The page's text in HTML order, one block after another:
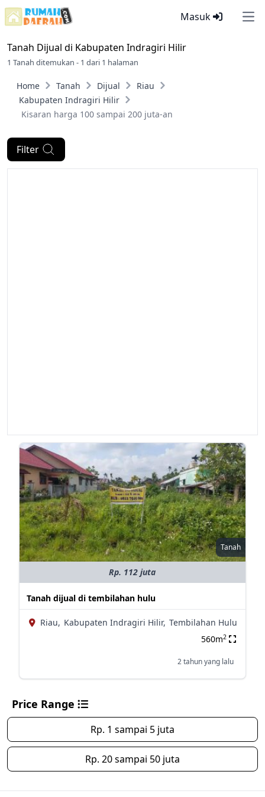
Masuk
Tanah Dijual di Kabupaten Indragiri Hilir
1 Tanah ditemukan - 1 dari 1 halaman
Home Tanah Dijual
Riau
Kabupaten Indragiri Hilir
Kisaran harga 100 sampai 200 juta-an
Filter
Tanah
Rp. 112 juta
Tanah dijual di tembilahan hulu
Riau, Kabupaten Indragiri Hilir, Tembilahan Hulu
560m2
2 tahun yang lalu
Price Range
Rp. 1 sampai 5 juta
Rp. 20 sampai 50 juta